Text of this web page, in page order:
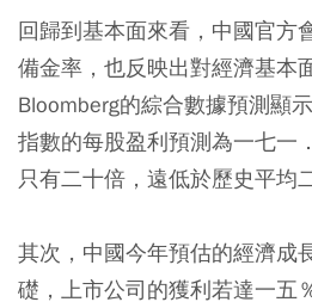
回歸到基本面來看，中國官方
備金率，也反映出對經濟基本
Bloomberg的綜合數據預測顯
指數的每股盈利預測為一七一
只有二十倍，遠低於歷史平均
其次，中國今年預估的經濟成
礎，上市公司的獲利若達一五